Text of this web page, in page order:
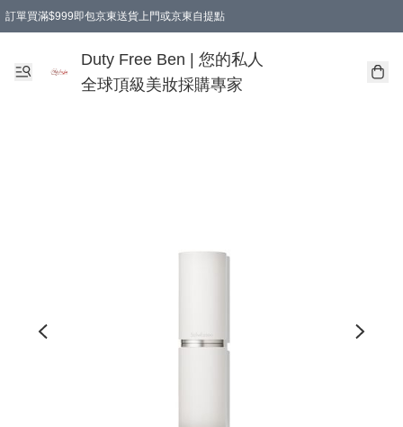
訂單買滿$999即包京東送貨上門或京東自提點
Duty Free Ben | 您的私人
全球頂級美妝採購專家